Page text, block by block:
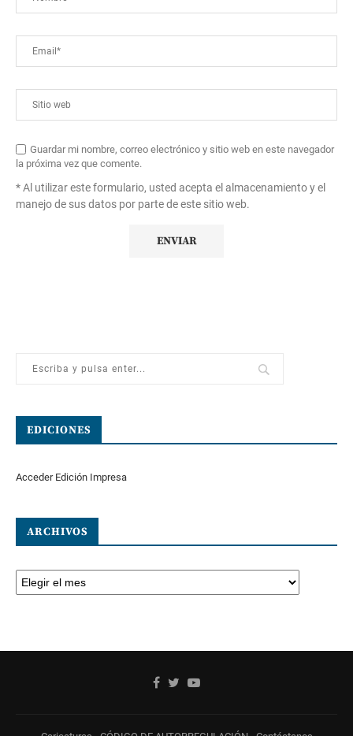
Guardar mi nombre, correo electrónico y sitio web en este navegador
la próxima vez que comente.
* Al utilizar este formulario, usted acepta el almacenamiento y el
manejo de sus datos por parte de este sitio web.
EDICIONES
Acceder Edición Impresa
ARCHIVOS